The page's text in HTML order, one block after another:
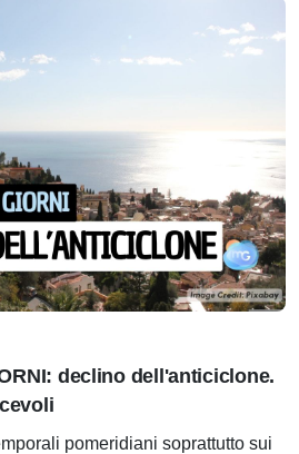
declino dell'anticiclone.
pomeridiani soprattutto sui